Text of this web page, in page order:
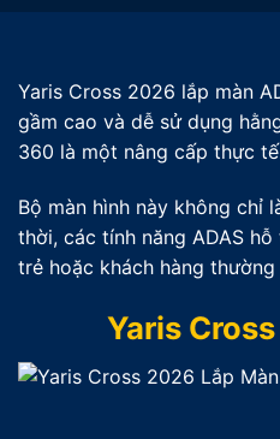
Yaris Cross 2026 lắp màn
gầm cao và dễ sử dụng
360 là một nâng cấp thực
Bộ màn hình này không chỉ
thời, các tính năng ADAS
trẻ hoặc khách hàng
Yaris